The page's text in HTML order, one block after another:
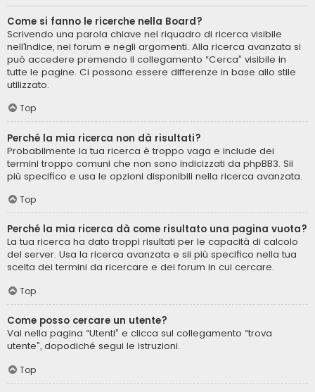
Come si fanno le ricerche nella Board?
Scrivendo una parola chiave nel riquadro di ricerca visibile
nell’Indice, nei forum e negli argomenti. Alla ricerca avanzata si
può accedere premendo il collegamento “Cerca” visibile in
tutte le pagine. Ci possono essere differenze in base allo stile
utilizzato.
Top
Perché la mia ricerca non dà risultati?
Probabilmente la tua ricerca è troppo vaga e include dei
termini troppo comuni che non sono indicizzati da phpBB3. Sii
più specifico e usa le opzioni disponibili nella ricerca avanzata.
Top
Perché la mia ricerca dà come risultato una pagina vuota?
La tua ricerca ha dato troppi risultati per le capacità di calcolo
del server. Usa la ricerca avanzata e sii più specifico nella tua
scelta dei termini da ricercare e dei forum in cui cercare.
Top
Come posso cercare un utente?
Vai nella pagina “Utenti” e clicca sul collegamento “trova
utente”, dopodiché segui le istruzioni.
Top